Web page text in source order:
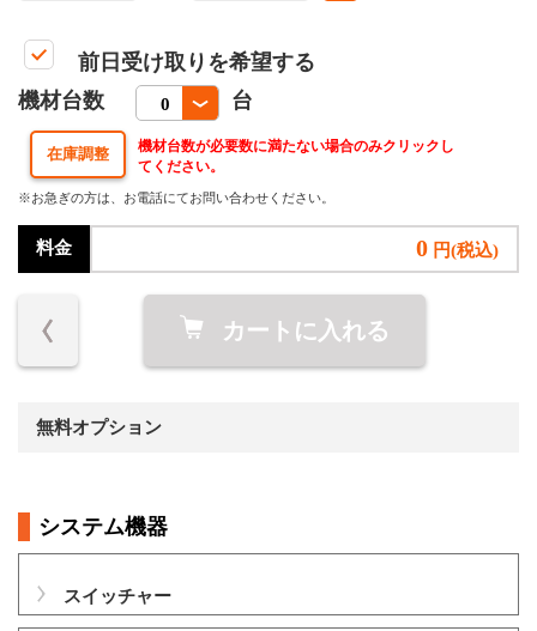
前日受け取りを希望する
機材台数
台
機材台数が必要数に満たない場合のみクリックし
てください。
※お急ぎの方は、お電話にてお問い合わせください。
料金 0 円(税込)
カートに入れる
無料オプション
システム機器
スイッチャー